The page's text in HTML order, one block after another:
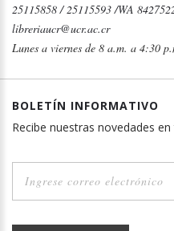
25115858 / 25115593 /WA
libreriaucr@ucr.ac.cr
Lunes a viernes de 8 a.m. a 4:30
BOLETÍN INFORMATIVO
Recibe nuestras novedades